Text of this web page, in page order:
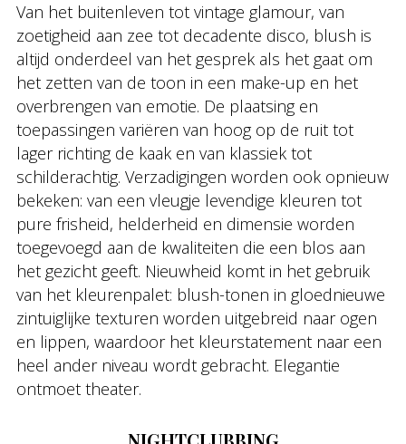
Van het buitenleven tot vintage glamour, van
zoetigheid aan zee tot decadente disco, blush is
altijd onderdeel van het gesprek als het gaat om
het zetten van de toon in een make-up en het
overbrengen van emotie. De plaatsing en
toepassingen variëren van hoog op de ruit tot
lager richting de kaak en van klassiek tot
schilderachtig. Verzadigingen worden ook opnieuw
bekeken: van een vleugje levendige kleuren tot
pure frisheid, helderheid en dimensie worden
toegevoegd aan de kwaliteiten die een blos aan
het gezicht geeft. Nieuwheid komt in het gebruik
van het kleurenpalet: blush-tonen in gloednieuwe
zintuiglijke texturen worden uitgebreid naar ogen
en lippen, waardoor het kleurstatement naar een
heel ander niveau wordt gebracht. Elegantie
ontmoet theater.